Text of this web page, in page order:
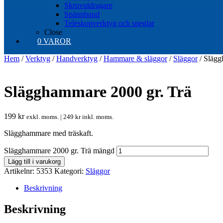
Skruvutdragare
Spännband
Teleskopverktyg och speglar
Close
0 VAROR
Hem /Verktyg /Handverktyg /Hammare & släggor/ Släggor/
Slägghammare 2000 gr. Trä
199 kr exkl. moms. | 249 krinkl. moms.
Slägghammare med träskaft.
Slägghammare 2000 gr. Trä mängd
Lägg till i varukorg
Artikelnr: 5353 Kategori: Släggor
Beskrivning
Beskrivning